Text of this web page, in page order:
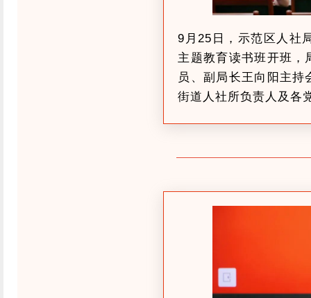
9月25日，示范区人社
主题教育读书班开班，
员、副局长王向阳主
街道人社所负责人及各